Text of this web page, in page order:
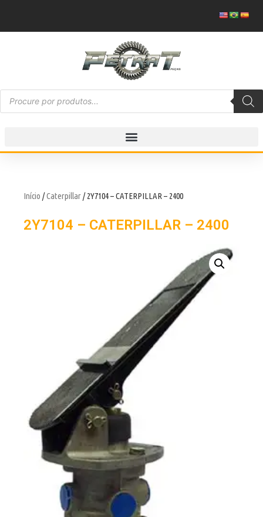
Início /Caterpillar/ 2Y7104 – CATERPILLAR – 2400
2Y7104 – CATERPILLAR – 2400